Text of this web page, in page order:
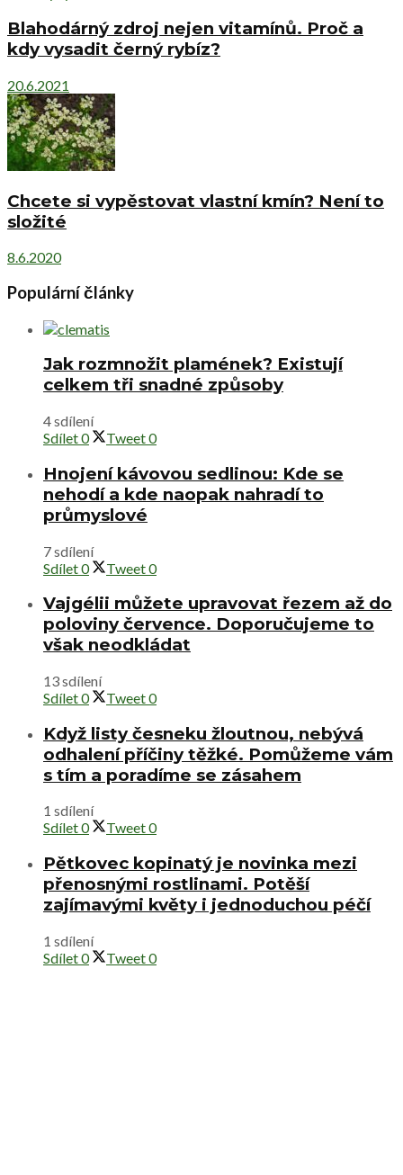
Blahodárný zdroj nejen vitamínů. Proč a
kdy vysadit černý rybíz?
20.6.2021
Chcete si vypěstovat vlastní kmín? Není to
složité
8.6.2020
Populární články
Jak rozmnožit plamének? Existují
celkem tři snadné způsoby
4 sdílení
Sdílet0 Tweet0
Hnojení kávovou sedlinou: Kde se
nehodí a kde naopak nahradí to
průmyslové
7 sdílení
Sdílet0 Tweet0
Vajgélii můžete upravovat řezem až do
poloviny července. Doporučujeme to
však neodkládat
13 sdílení
Sdílet0 Tweet0
Když listy česneku žloutnou, nebývá
odhalení příčiny těžké. Pomůžeme vám
s tím a poradíme se zásahem
1 sdílení
Sdílet0 Tweet0
Pětkovec kopinatý je novinka mezi
přenosnými rostlinami. Potěší
zajímavými květy i jednoduchou péčí
1 sdílení
Sdílet0 Tweet0